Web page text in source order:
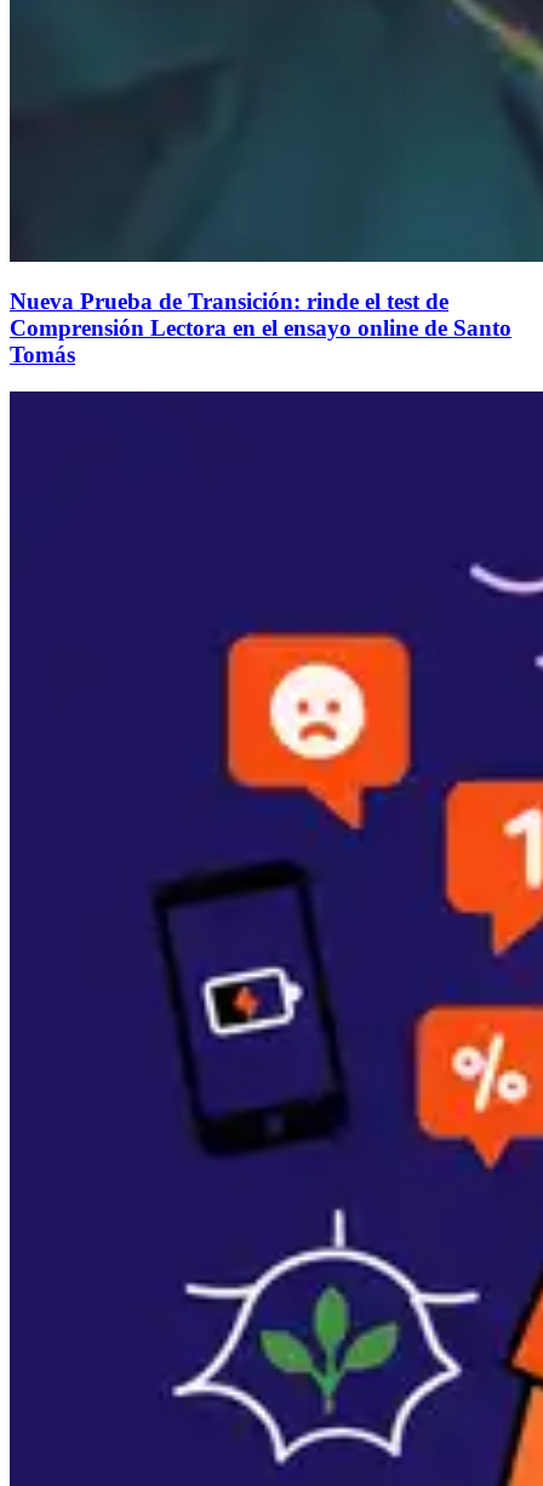
Nueva Prueba de Transición: rinde el test de
Comprensión Lectora en el ensayo online de Santo
Tomás